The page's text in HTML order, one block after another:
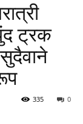
ट्रक
0
335